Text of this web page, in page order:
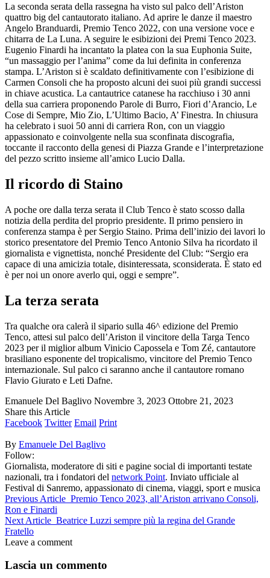
La seconda serata della rassegna ha visto sul palco dell’Ariston
quattro big del cantautorato italiano. Ad aprire le danze il maestro
Angelo Branduardi, Premio Tenco 2022, con una versione voce e
chitarra de La Luna. A seguire le esibizioni dei Premi Tenco 2023.
Eugenio Finardi ha incantato la platea con la sua Euphonia Suite,
“un massaggio per l’anima” come da lui definita in conferenza
stampa. L’Ariston si è scaldato definitivamente con l’esibizione di
Carmen Consoli che ha proposto alcuni dei suoi più grandi successi
in chiave acustica. La cantautrice catanese ha racchiuso i 30 anni
della sua carriera proponendo Parole di Burro, Fiori d’Arancio, Le
Cose di Sempre, Mio Zio, L’Ultimo Bacio, A’ Finestra. In chiusura
ha celebrato i suoi 50 anni di carriera Ron, con un viaggio
appassionato e coinvolgente nella sua sconfinata discografia,
toccante il racconto della genesi di Piazza Grande e l’interpretazione
del pezzo scritto insieme all’amico Lucio Dalla.
Il ricordo di Staino
A poche ore dalla terza serata il Club Tenco è stato scosso dalla
notizia della perdita del proprio presidente. Il primo pensiero in
conferenza stampa è per Sergio Staino. Prima dell’inizio dei lavori lo
storico presentatore del Premio Tenco Antonio Silva ha ricordato il
giornalista e vignettista, nonché Presidente del Club: “Sergio era
capace di una amicizia totale, disinteressata, sconsiderata. È stato ed
è per noi un onore averlo qui, oggi e sempre”.
La terza serata
Tra qualche ora calerà il sipario sulla 46^ edizione del Premio
Tenco, attesi sul palco dell’Ariston il vincitore della Targa Tenco
2023 per il miglior album Vinicio Capossela e Tom Zé, cantautore
brasiliano esponente del tropicalismo, vincitore del Premio Tenco
internazionale. Sul palco ci saranno anche il cantautore romano
Flavio Giurato e Leti Dafne.
Emanuele Del Baglivo Novembre 3, 2023 Ottobre 21, 2023
Share this Article
Facebook Twitter Email Print
By Emanuele Del Baglivo
Follow:
Giornalista, moderatore di siti e pagine social di importanti testate
nazionali, tra i fondatori del network Point. Inviato ufficiale al
Festival di Sanremo, appassionato di cinema, viaggi, sport e musica
Previous Article Premio Tenco 2023, all’Ariston arrivano Consoli,
Ron e Finardi
Next Article Beatrice Luzzi sempre più la regina del Grande
Fratello
Leave a comment
Lascia un commento